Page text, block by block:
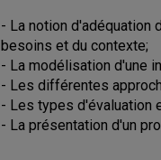
- La notion d'adéquation
besoins et du contexte;
- La modélisation d'une
- Les différentes
- Les types d'évaluation
- La présentation d'un